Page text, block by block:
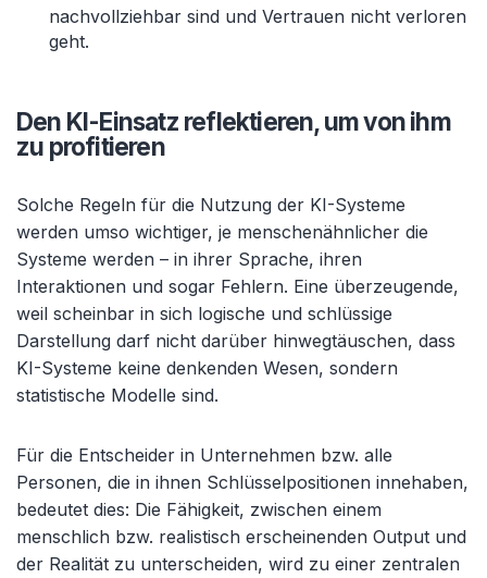
nachvollziehbar sind und Vertrauen nicht verloren
geht.
Den KI-Einsatz reflektieren, um von ihm
zu profitieren
Solche Regeln für die Nutzung der KI-Systeme
werden umso wichtiger, je menschenähnlicher die
Systeme werden – in ihrer Sprache, ihren
Interaktionen und sogar Fehlern. Eine überzeugende,
weil scheinbar in sich logische und schlüssige
Darstellung darf nicht darüber hinwegtäuschen, dass
KI-Systeme keine denkenden Wesen, sondern
statistische Modelle sind.
Für die Entscheider in Unternehmen bzw. alle
Personen, die in ihnen Schlüsselpositionen innehaben,
bedeutet dies: Die Fähigkeit, zwischen einem
menschlich bzw. realistisch erscheinenden Output und
der Realität zu unterscheiden, wird zu einer zentralen